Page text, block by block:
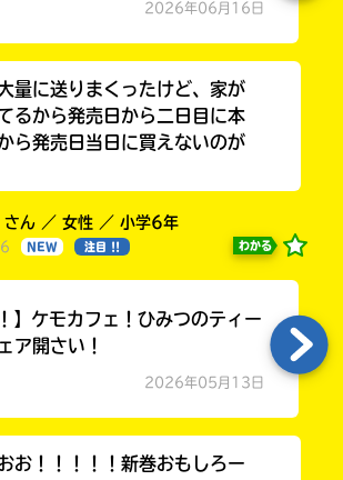
2026年06月16日
量に送りまくったけど、家が
るから発売日から二日目に本
ら発売日当日に買えないのが
さん ／ 女性 ／ 小学6年
NEW 注目 !! わかる
】ケモカフェ！ひみつのティー
ア開さい！
2026年05月13日
お！！！！！新巻おもしろー